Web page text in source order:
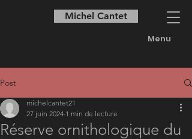
Michel Cantet
Menu
Post
Réserve ornithologique du
michelcantet21
27 juin 2024 1 min de lecture